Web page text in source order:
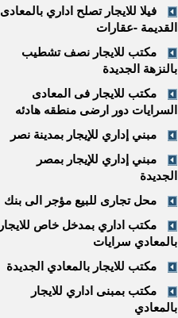
فيلا للايجار تصلح اداري بالمعادى
القديمة -عقارات
مكتب للايجار نصف تشطيب
بالنزهة الجديدة
مكتب للايجار فى المعادى
السرايات دور ارضى منطقه هادئه
مبني إداري للإيجار بمدينة نصر
مبني إداري للإيجار بمصر
الجديدة
محل تجارى للبيع مؤجر الى بنك
مكتب اداري بمدخل خاص للايجار
بالمعادي سرايات
مكتب للايجار بالمعادي الجديدة
مكتب بمبنى اداري للايجار
بالمعادي